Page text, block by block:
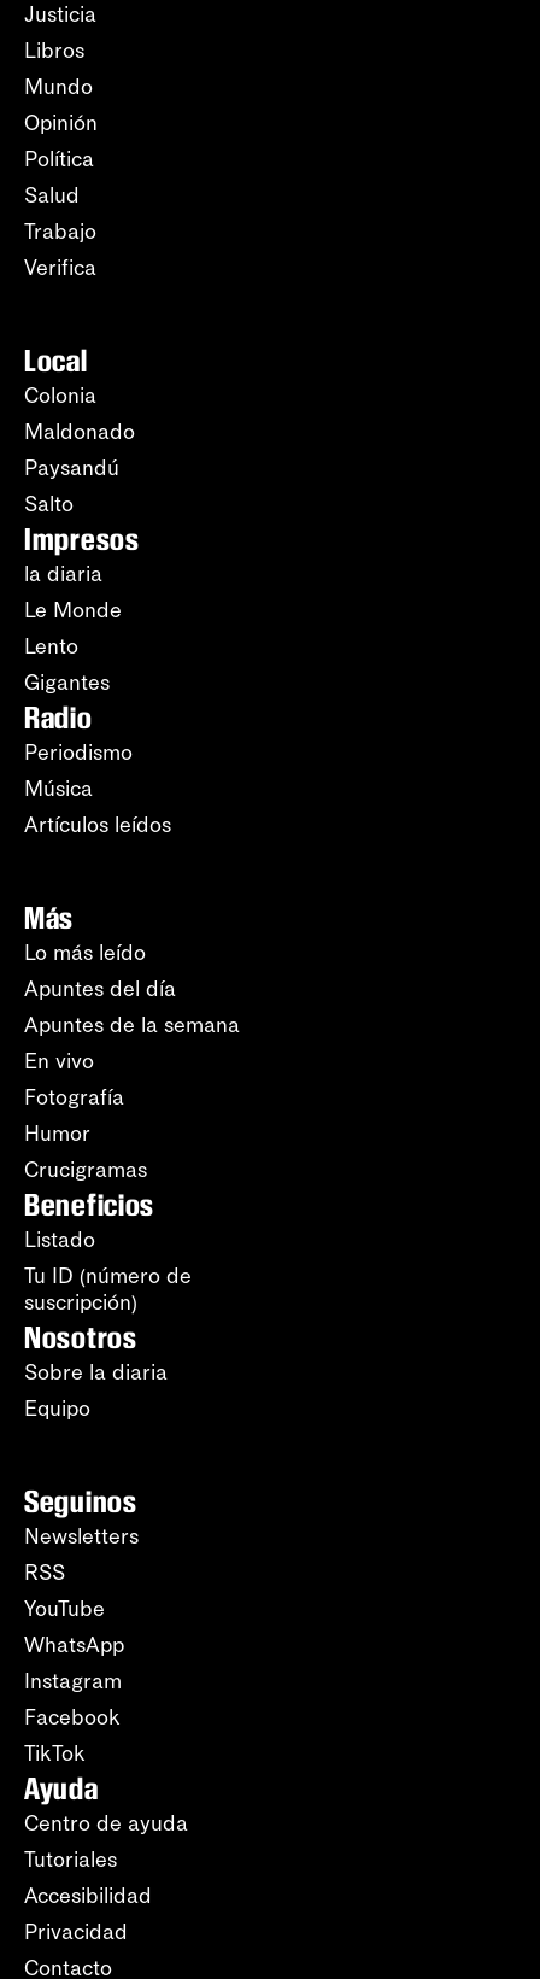
Justicia
Libros
Mundo
Opinión
Política
Salud
Trabajo
Verifica
Local
Colonia
Maldonado
Paysandú
Salto
Impresos
la diaria
Le Monde
Lento
Gigantes
Radio
Periodismo
Música
Artículos leídos
Más
Lo más leído
Apuntes del día
Apuntes de la semana
En vivo
Fotografía
Humor
Crucigramas
Beneficios
Listado
Tu ID (número de
suscripción)
Nosotros
Sobre la diaria
Equipo
Seguinos
Newsletters
RSS
YouTube
WhatsApp
Instagram
Facebook
TikTok
Ayuda
Centro de ayuda
Tutoriales
Accesibilidad
Privacidad
Contacto